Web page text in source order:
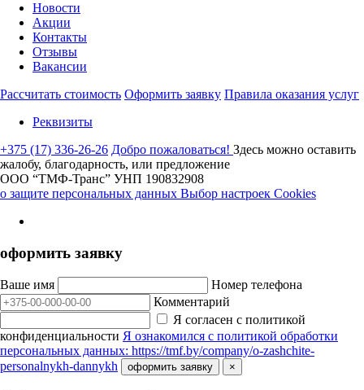
Новости
Акции
Контакты
Отзывы
Вакансии
Рассчитать стоимость Оформить заявку Правила оказания услуг
Реквизиты
+375 (17) 336-26-26 Добро пожаловаться! Здесь можно оставить
жалобу, благодарность, или предложение
ООО “ТМФ-Транс” УНП 190832908
о защите персональных данных Выбор настроек Cookies
оформить заявку
Ваше имя
Номер телефона
Комментарий
Я согласен с политикой
конфиденциальности Я ознакомился с политикой обработки
персональных данных: https://tmf.by/company/o-zashchite-
personalnykh-dannykh
оформить заявку ×